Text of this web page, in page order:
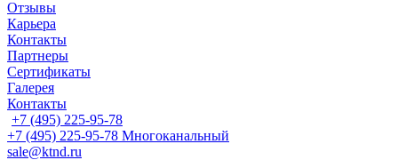
Отзывы
Карьера
Контакты
Партнеры
Сертификаты
Галерея
Контакты
+7 (495) 225-95-78
+7 (495) 225-95-78 Многоканальный
sale@ktnd.ru